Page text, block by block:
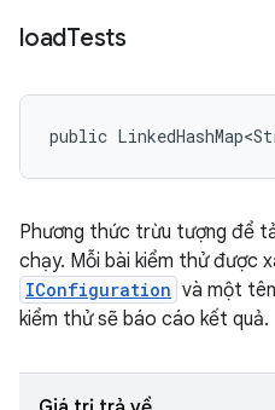
loadTests
public
Phương thức trừu tượng để
chạy. Mỗi bài kiểm thử được
IConfiguration và một
kiểm thử sẽ báo cáo kết quả.